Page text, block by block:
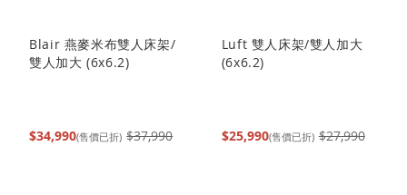
Blair 燕麥米布雙人床架/
雙人加大 (6x6.2)
$34,990(售價已折) $37,990
Luft 雙人床架/雙人加大
(6x6.2)
$25,990(售價已折) $27,990